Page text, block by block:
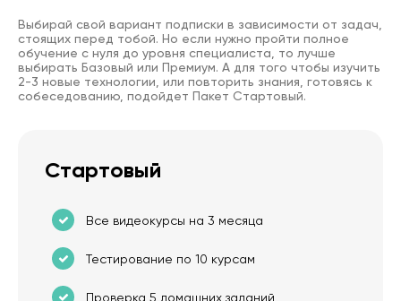
Выбирай свой вариант подписки в зависимости от задач,
стоящих перед тобой. Но если нужно пройти полное
обучение с нуля до уровня специалиста, то лучше
выбирать Базовый или Премиум. А для того чтобы изучить
2-3 новые технологии, или повторить знания, готовясь к
собеседованию, подойдет Пакет Стартовый.
Стартовый
Все видеокурсы на 3 месяца
Тестирование по 10 курсам
Проверка 5 домашних заданий